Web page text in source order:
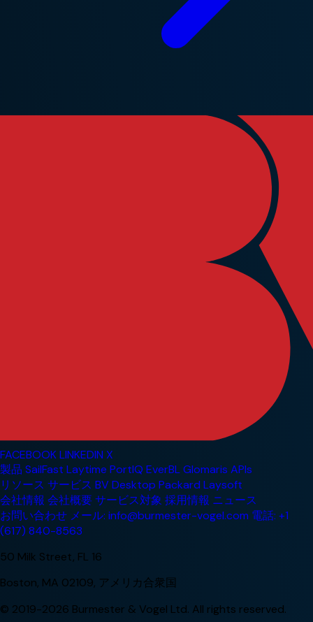
FACEBOOKLINKEDIN X
製品 SailFast Laytime PortIQ EverBLGlomaris APIs
リソース サービス BV Desktop Packard Laysoft
会社情報 会社概要サービス対象 採用情報 ニュース
お問い合わせ メール: info@burmester-vogel.com 電話: +1
(617) 840-8563
50 Milk Street, FL 16
Boston, MA 02109, アメリカ合衆国
© 2019-2026 Burmester & Vogel Ltd. All rights reserved.